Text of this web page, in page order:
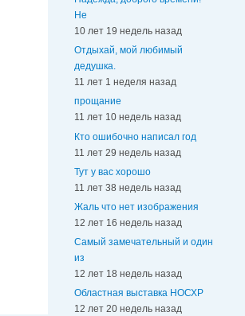
Не
10 лет 19 недель назад
Отдыхай, мой любимый
дедушка.
11 лет 1 неделя назад
прощание
11 лет 10 недель назад
Кто ошибочно написал год
11 лет 29 недель назад
Тут у вас хорошо
11 лет 38 недель назад
Жаль что нет изображения
12 лет 16 недель назад
Самый замечательный и один
из
12 лет 18 недель назад
Областная выставка НОСХР
12 лет 20 недель назад